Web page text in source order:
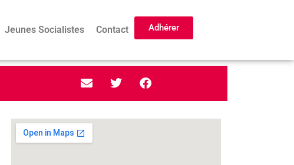
Jeunes Socialistes Contact Adhérer